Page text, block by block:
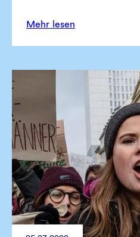
Mehr lesen